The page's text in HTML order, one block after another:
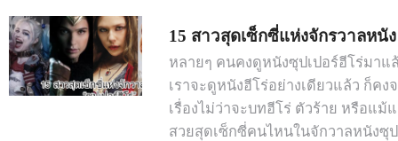
15 สาวสุดเซ็กซี่แห่งจักรวาลหนั
หลายๆ คนคงดูหนังซุปเปอร์ฮีโร่มาแ
เราจะดูหนังฮีโร่อย่างเดียวแล้ว ก็ค
เรื่องไม่ว่าจะบทฮีโร่ ตัวร้าย หรือแ
สวยสุดเซ็กซี่คนไหนในจักวาลหนังซุ